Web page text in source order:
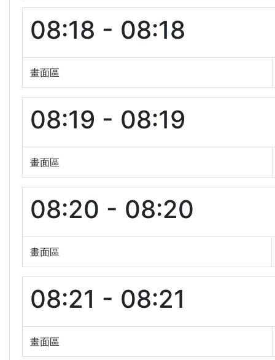
08:18 - 08:18
畫面區
08:19 - 08:19
畫面區
08:20 - 08:20
畫面區
08:21 - 08:21
畫面區